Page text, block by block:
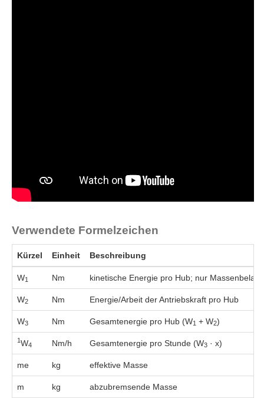
Verwendete Formelzeichen
Kürzel Einheit Besch­reibung
W1 Nm kinetische Energie pro Hub; nur
W2 Nm Energie/Arbeit der Antriebskraft pro Hub
W3 Nm Gesamtenergie pro Hub (W1 + W2)
1 W4 Nm/h Gesamtenergie pro Stunde (W3 · x)
me kg effektive Masse
m kg abzubremsende Masse